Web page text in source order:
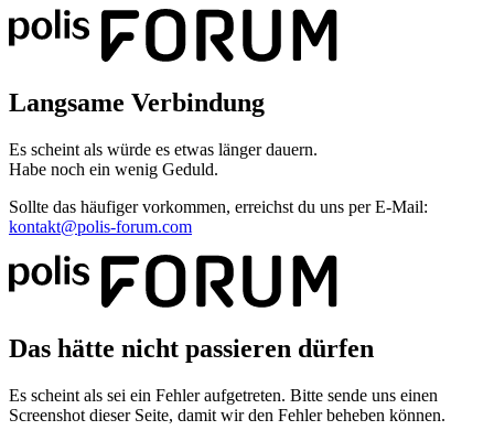
Langsame Verbindung
Es scheint als würde es etwas länger dauern.
Habe noch ein wenig Geduld.
Sollte das häufiger vorkommen, erreichst du uns per E-Mail:
kontakt@polis-forum.com
Das hätte nicht passieren dürfen
Es scheint als sei ein Fehler aufgetreten. Bitte sende uns einen
Screenshot dieser Seite, damit wir den Fehler beheben können.